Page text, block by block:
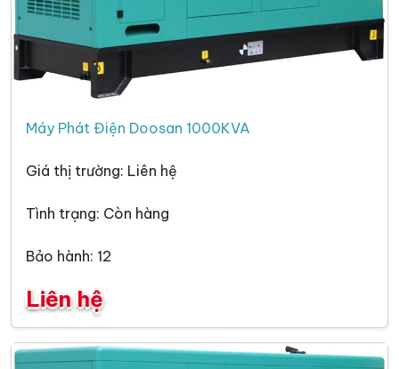
Máy Phát Điện Doosan 1000KVA
Giá thị trường: Liên hệ
Tình trạng: Còn hàng
Bảo hành: 12
Liên hệ